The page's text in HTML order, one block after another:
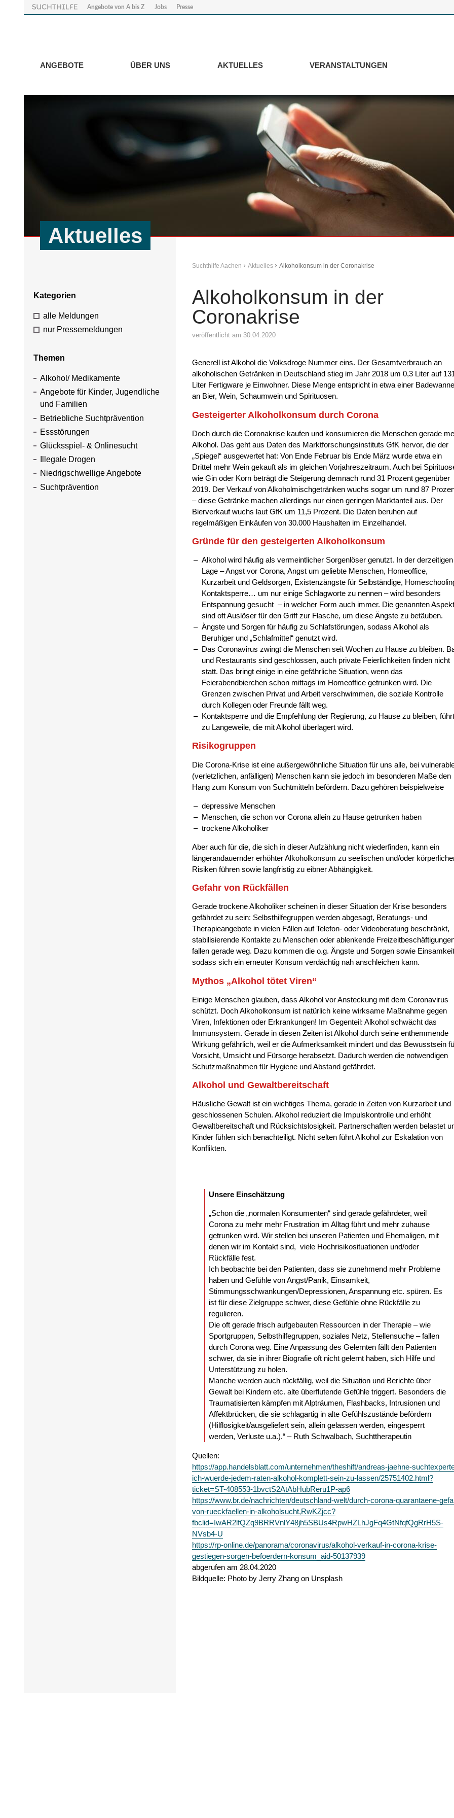
Angebote von A bis Z Jobs Presse
ANGEBOTE ÜBER UNS AKTUELLES VERANSTALTUNGEN
Aktuelles
Kategorien
alle Meldungen
nur Pressemeldungen
Themen
Alkohol/ Medikamente
Angebote für Kinder, Jugendliche
und Familien
Betriebliche Suchtprävention
Essstörungen
Glücksspiel- & Onlinesucht
Illegale Drogen
Niedrigschwellige Angebote
Suchtprävention
Suchthilfe Aachen Aktuelles Alkoholkonsum in der Coronakrise
Alkoholkonsum in der
Coronakrise
veröffentlicht am 30.04.2020
Generell ist Alkohol die Volksdroge Nummer eins. Der Gesamtverbrauch an
alkoholischen Getränken in Deutschland stieg im Jahr 2018 um 0,3 Liter auf
Liter Fertigware je Einwohner. Diese Menge entspricht in etwa einer Badewanne
an Bier, Wein, Schaumwein und Spirituosen.
Gesteigerter Alkoholkonsum durch Corona
Doch durch die Coronakrise kaufen und konsumieren die Menschen gerade
Alkohol. Das geht aus Daten des Marktforschungsinstituts GfK hervor, die der
„Spiegel“ ausgewertet hat: Von Ende Februar bis Ende März wurde etwa ein
Drittel mehr Wein gekauft als im gleichen Vorjahreszeitraum. Auch bei
wie Gin oder Korn beträgt die Steigerung demnach rund 31 Prozent gegenüber
2019. Der Verkauf von Alkoholmischgetränken wuchs sogar um rund 87
– diese Getränke machen allerdings nur einen geringen Marktanteil aus. Der
Bierverkauf wuchs laut GfK um 11,5 Prozent. Die Daten beruhen auf
regelmäßigen Einkäufen von 30.000 Haushalten im Einzelhandel.
Gründe für den gesteigerten Alkoholkonsum
Alkohol wird häufig als vermeintlicher Sorgenlöser genutzt. In der derzeitigen
Lage – Angst vor Corona, Angst um geliebte Menschen, Homeoffice,
Kurzarbeit und Geldsorgen, Existenzängste für Selbständige,
Kontaktsperre… um nur einige Schlagworte zu nennen – wird besonders
Entspannung gesucht – in welcher Form auch immer. Die genannten
sind oft Auslöser für den Griff zur Flasche, um diese Ängste zu betäuben.
Ängste und Sorgen für häufig zu Schlafstörungen, sodass Alkohol als
Beruhiger und „Schlafmittel“ genutzt wird.
Das Coronavirus zwingt die Menschen seit Wochen zu Hause zu bleiben.
und Restaurants sind geschlossen, auch private Feierlichkeiten finden nicht
statt. Das bringt einige in eine gefährliche Situation, wenn das
Feierabendbierchen schon mittags im Homeoffice getrunken wird. Die
Grenzen zwischen Privat und Arbeit verschwimmen, die soziale Kontrolle
durch Kollegen oder Freunde fällt weg.
Kontaktsperre und die Empfehlung der Regierung, zu Hause zu bleiben, führt
zu Langeweile, die mit Alkohol überlagert wird.
Risikogruppen
Die Corona-Krise ist eine außergewöhnliche Situation für uns alle, bei
(verletzlichen, anfälligen) Menschen kann sie jedoch im besonderen Maße den
Hang zum Konsum von Suchtmitteln befördern. Dazu gehören beispielweise
depressive Menschen
Menschen, die schon vor Corona allein zu Hause getrunken haben
trockene Alkoholiker
Aber auch für die, die sich in dieser Aufzählung nicht wiederfinden, kann ein
längerandauernder erhöhter Alkoholkonsum zu seelischen und/oder
Risiken führen sowie langfristig zu eibner Abhängigkeit.
Gefahr von Rückfällen
Gerade trockene Alkoholiker scheinen in dieser Situation der Krise besonders
gefährdet zu sein: Selbsthilfegruppen werden abgesagt, Beratungs- und
Therapieangebote in vielen Fällen auf Telefon- oder Videoberatung beschränkt,
stabilisierende Kontakte zu Menschen oder ablenkende
fallen gerade weg. Dazu kommen die o.g. Ängste und Sorgen sowie
sodass sich ein erneuter Konsum verdächtig nah anschleichen kann.
Mythos „Alkohol tötet Viren“
Einige Menschen glauben, dass Alkohol vor Ansteckung mit dem Coronavirus
schützt. Doch Alkoholkonsum ist natürlich keine wirksame Maßnahme gegen
Viren, Infektionen oder Erkrankungen! Im Gegenteil: Alkohol schwächt das
Immunsystem. Gerade in diesen Zeiten ist Alkohol durch seine enthemmende
Wirkung gefährlich, weil er die Aufmerksamkeit mindert und das Bewusstsein
Vorsicht, Umsicht und Fürsorge herabsetzt. Dadurch werden die notwendigen
Schutzmaßnahmen für Hygiene und Abstand gefährdet.
Alkohol und Gewaltbereitschaft
Häusliche Gewalt ist ein wichtiges Thema, gerade in Zeiten von Kurzarbeit und
geschlossenen Schulen. Alkohol reduziert die Impulskontrolle und erhöht
Gewaltbereitschaft und Rücksichtslosigkeit. Partnerschaften werden belastet
Kinder fühlen sich benachteiligt. Nicht selten führt Alkohol zur Eskalation von
Konflikten.
Unsere Einschätzung
„Schon die „normalen Konsumenten“ sind gerade gefährdeter, weil
Corona zu mehr mehr Frustration im Alltag führt und mehr zuhause
getrunken wird. Wir stellen bei unseren Patienten und Ehemaligen, mit
denen wir im Kontakt sind, viele Hochrisikosituationen und/oder
Rückfälle fest.
Ich beobachte bei den Patienten, dass sie zunehmend mehr Probleme
haben und Gefühle von Angst/Panik, Einsamkeit,
Stimmungsschwankungen/Depressionen, Anspannung etc. spüren. Es
ist für diese Zielgruppe schwer, diese Gefühle ohne Rückfälle zu
regulieren.
Die oft gerade frisch aufgebauten Ressourcen in der Therapie – wie
Sportgruppen, Selbsthilfegruppen, soziales Netz, Stellensuche – fallen
durch Corona weg. Eine Anpassung des Gelernten fällt den Patienten
schwer, da sie in ihrer Biografie oft nicht gelernt haben, sich Hilfe und
Unterstützung zu holen.
Manche werden auch rückfällig, weil die Situation und Berichte über
Gewalt bei Kindern etc. alte überflutende Gefühle triggert. Besonders die
Traumatisierten kämpfen mit Alpträumen, Flashbacks, Intrusionen und
Affektbrücken, die sie schlagartig in alte Gefühlszustände befördern
(Hilflosigkeit/ausgeliefert sein, allein gelassen werden, eingesperrt
werden, Verluste u.a.).“ – Ruth Schwalbach, Suchttherapeutin
Quellen:
https://app.handelsblatt.com/unternehmen/theshift/andreas-jaehne-
ich-wuerde-jedem-raten-alkohol-komplett-sein-zu-lassen/25751402.html?
ticket=ST-408553-1bvctS2AtAbHubReru1P-ap6
https://www.br.de/nachrichten/deutschland-welt/durch-corona-quarantaene-
von-rueckfaellen-in-alkoholsucht,RwKZjcc?
fbclid=IwAR2lfQZq9BRRVnlY48jh5SBUs4RpwHZLhJgFq4GtNfqfQgRrH5S-
NVsb4-U
https://rp-online.de/panorama/coronavirus/alkohol-verkauf-in-corona-krise-
gestiegen-sorgen-befoerdern-konsum_aid-50137939
abgerufen am 28.04.2020
Bildquelle: Photo by Jerry Zhang on Unsplash